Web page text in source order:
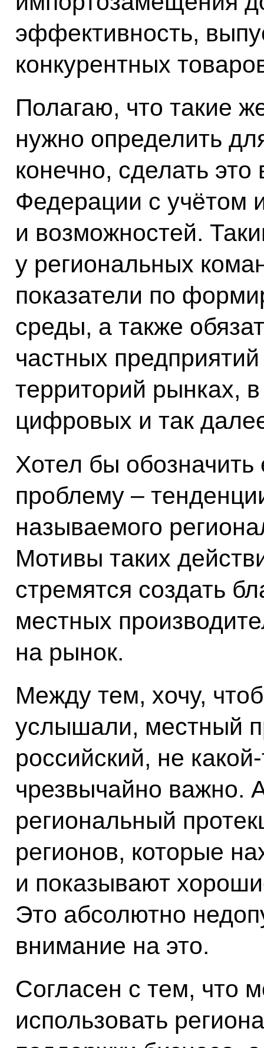
эффективность,
конкурентных
Полагаю, что такие
нужно определить
конечно, сделать
Федерации с учётом
и возможностей.
у региональных
показатели по
среды, а также
частных
территорий рынках,
цифровых и так
Хотел бы
проблему –
называемого
Мотивы таких
стремятся создать
местных
на рынок.
Между тем, хочу,
услышали, местный
российский, не
чрезвычайно важно.
региональный
регионов, которые
и показывают
Это абсолютно
внимание на это.
Согласен с тем, что
использовать